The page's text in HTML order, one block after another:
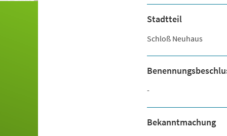
Stadtteil
Schloß Neuhaus
-
Bekanntmachung